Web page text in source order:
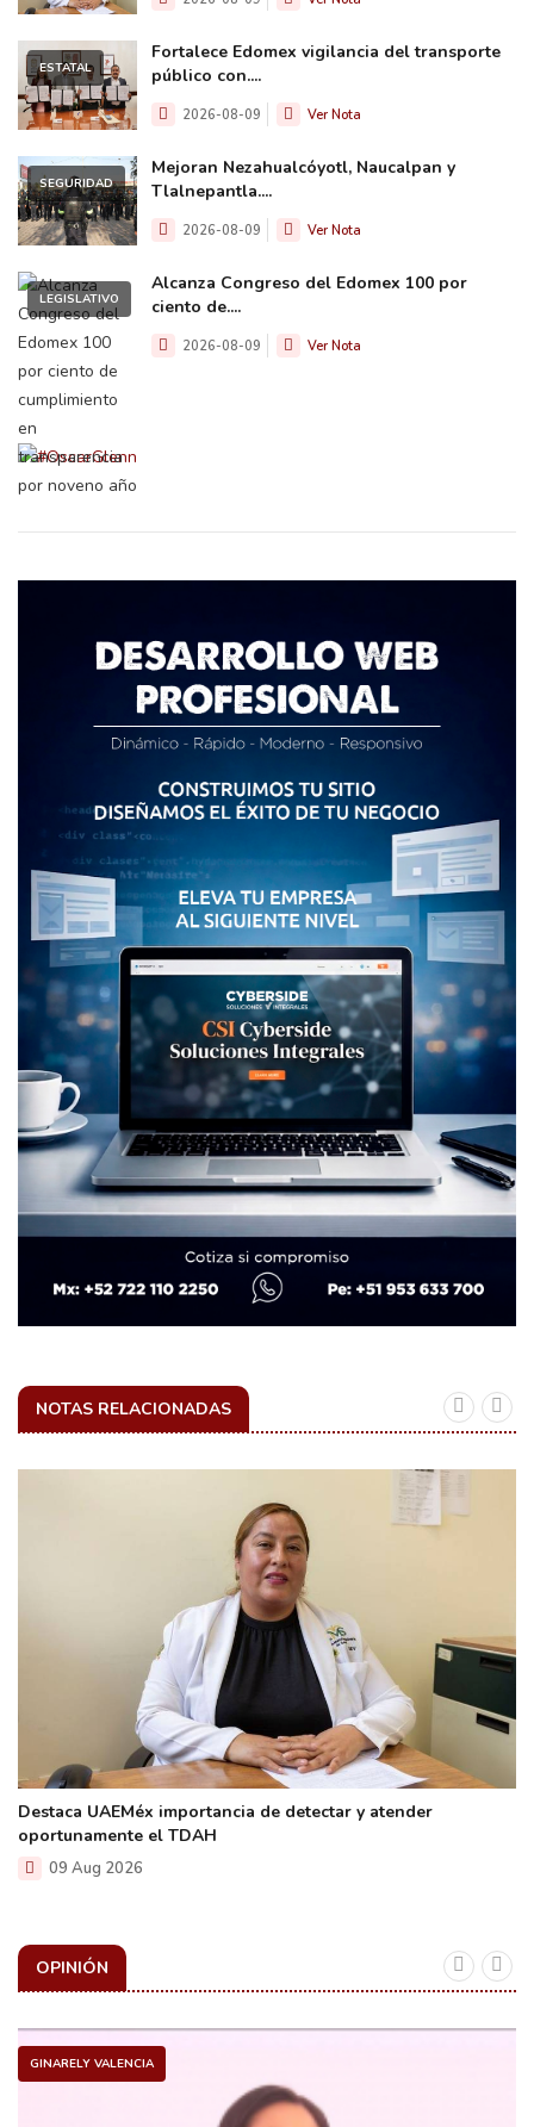
ESTATAL
Fortalece Edomex vigilancia del transporte
público con....
2026-08-09 Ver Nota
SEGURIDAD
Mejoran Nezahualcóyotl, Naucalpan y
Tlalnepantla....
2026-08-09 Ver Nota
LEGISLATIVO
Alcanza Congreso del Edomex 100 por
ciento de....
2026-08-09 Ver Nota
NOTAS RELACIONADAS
Destaca UAEMéx importancia de detectar y atender
oportunamente el TDAH
09 Aug 2026
OPINIÓN
GINARELY VALENCIA